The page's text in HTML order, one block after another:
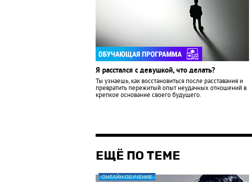
Я расстался с девушкой, что делать?
Ты узнаешь, как восстановиться после расставания и
превратить пережитый опыт неудачных отношений в
крепкое основание своего будущего.
ЕЩЁ ПО ТЕМЕ
ОНЛАЙН-ОБУЧЕНИЕ